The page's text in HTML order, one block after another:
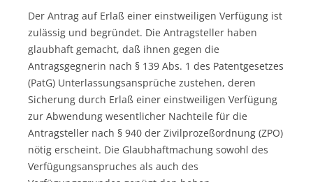
Der Antrag auf Erlaß einer einstweiligen Verfügung ist
zulässig und begründet. Die Antragsteller haben
glaubhaft gemacht, daß ihnen gegen die
Antragsgegnerin nach § 139 Abs. 1 des Patentgesetzes
(PatG) Unterlassungsansprüche zustehen, deren
Sicherung durch Erlaß einer einstweiligen Verfügung
zur Abwendung wesentlicher Nachteile für die
Antragsteller nach § 940 der Zivilprozeßordnung (ZPO)
nötig erscheint. Die Glaubhaftmachung sowohl des
Verfügungsanspruches als auch des